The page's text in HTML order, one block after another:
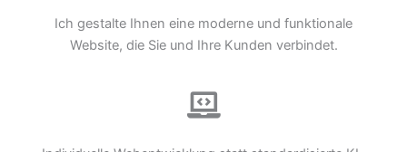
Ich gestalte Ihnen eine moderne und funktionale
Website, die Sie und Ihre Kunden verbindet.